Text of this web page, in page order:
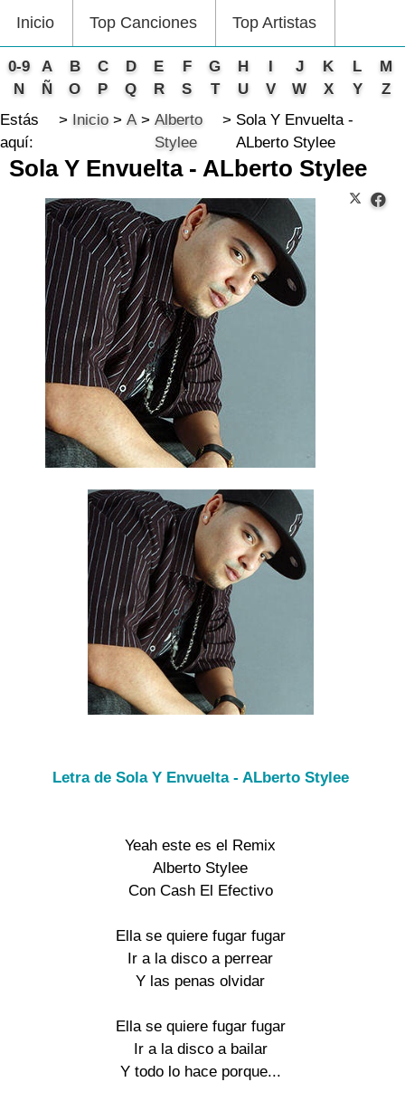
Inicio Top Canciones Top Artistas
0-9 A B C D E F G H I J K L
M
N
Ñ O P Q R S T U V W X Y
Z
Estás
aquí:
Inicio A
Alberto
Stylee
Sola Y Envuelta -
ALberto Stylee
Sola Y Envuelta - ALberto Stylee
Letra de Sola Y Envuelta - ALberto Stylee
Yeah este es el Remix
Alberto Stylee
Con Cash El Efectivo
Ella se quiere fugar fugar
Ir a la disco a perrear
Y las penas olvidar
Ella se quiere fugar fugar
Ir a la disco a bailar
Y todo lo hace porque...